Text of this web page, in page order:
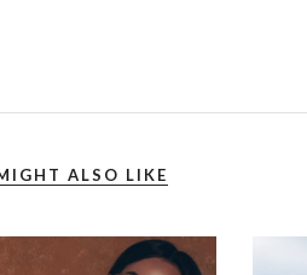
ALSO LIKE